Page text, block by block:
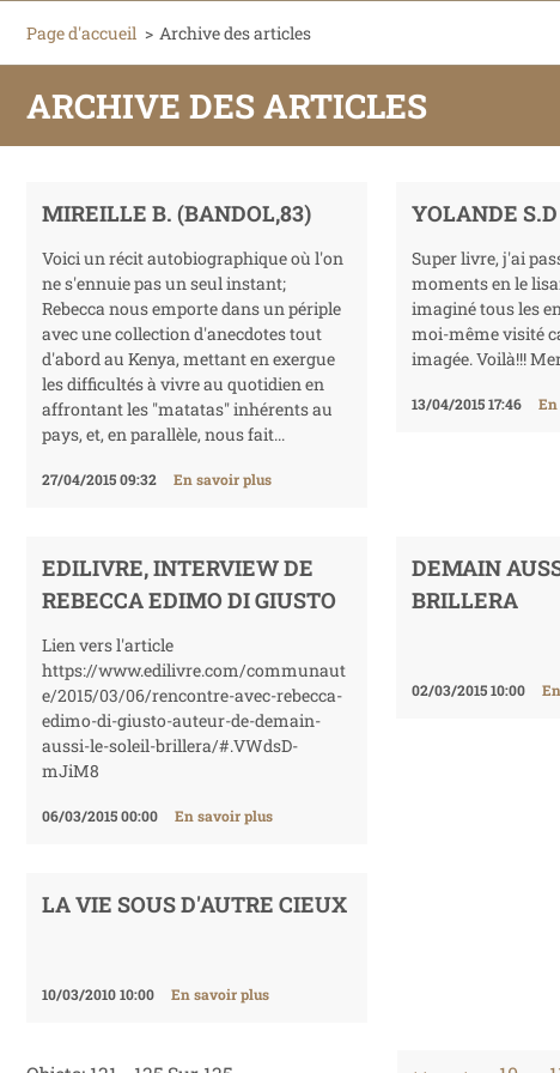
Page d'accueil > Archive des articles
ARCHIVE DES ARTICLES
MIREILLE B. (BANDOL,83)
Voici un récit autobiographique où l'on
ne s'ennuie pas un seul instant;
Rebecca nous emporte dans un périple
avec une collection d'anecdotes tout
d'abord au Kenya, mettant en exergue
les difficultés à vivre au quotidien en
affrontant les ''matatas'' inhérents au
pays, et, en parallèle, nous fait...
27/04/2015 09:32 En savoir plus
YOLANDE
Super livre, j'ai
moments en le
imaginé tous les
moi-même visité
imagée. Voilà!!!
13/04/2015 17:46
EDILIVRE, INTERVIEW DE
REBECCA EDIMO DI GIUSTO
Lien vers l'article
https://www.edilivre.com/communaut
e/2015/03/06/rencontre-avec-rebecca-
edimo-di-giusto-auteur-de-demain-
aussi-le-soleil-brillera/#.VWdsD-
mJiM8
06/03/2015 00:00 En savoir plus
DEMAIN
BRILLERA
02/03/2015 10:00
LA VIE SOUS D'AUTRE CIEUX
10/03/2010 10:00 En savoir plus